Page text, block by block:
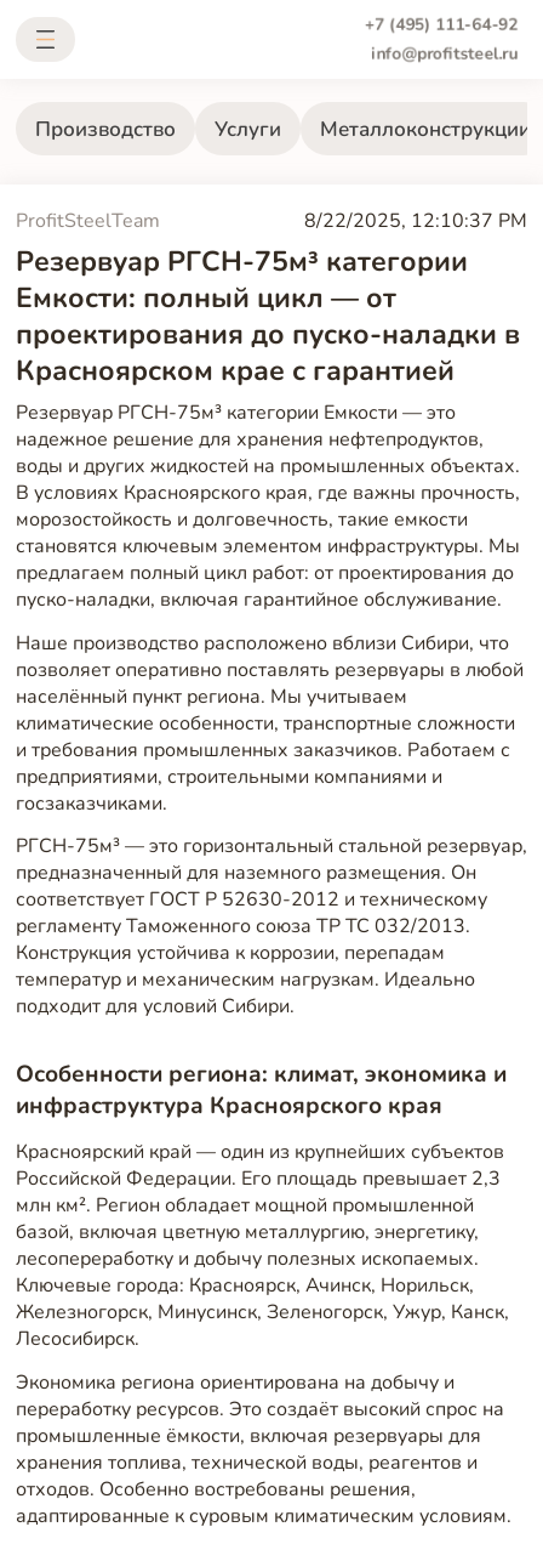
+7 (495) 111-64-92
info@profitsteel.ru
Производство Услуги Металлоконструкции
ProfitSteelTeam 8/22/2025, 12:10:37 PM
Резервуар РГСН-75м³ категории
Емкости: полный цикл — от
проектирования до пуско-наладки в
Красноярском крае с гарантией
Резервуар РГСН-75м³ категории Емкости — это
надежное решение для хранения нефтепродуктов,
воды и других жидкостей на промышленных объектах.
В условиях Красноярского края, где важны прочность,
морозостойкость и долговечность, такие емкости
становятся ключевым элементом инфраструктуры. Мы
предлагаем полный цикл работ: от проектирования до
пуско-наладки, включая гарантийное обслуживание.
Наше производство расположено вблизи Сибири, что
позволяет оперативно поставлять резервуары в любой
населённый пункт региона. Мы учитываем
климатические особенности, транспортные сложности
и требования промышленных заказчиков. Работаем с
предприятиями, строительными компаниями и
госзаказчиками.
РГСН-75м³ — это горизонтальный стальной резервуар,
предназначенный для наземного размещения. Он
соответствует ГОСТ Р 52630-2012 и техническому
регламенту Таможенного союза ТР ТС 032/2013.
Конструкция устойчива к коррозии, перепадам
температур и механическим нагрузкам. Идеально
подходит для условий Сибири.
Особенности региона: климат, экономика и
инфраструктура Красноярского края
Красноярский край — один из крупнейших субъектов
Российской Федерации. Его площадь превышает 2,3
млн км². Регион обладает мощной промышленной
базой, включая цветную металлургию, энергетику,
лесопереработку и добычу полезных ископаемых.
Ключевые города: Красноярск, Ачинск, Норильск,
Железногорск, Минусинск, Зеленогорск, Ужур, Канск,
Лесосибирск.
Экономика региона ориентирована на добычу и
переработку ресурсов. Это создаёт высокий спрос на
промышленные ёмкости, включая резервуары для
хранения топлива, технической воды, реагентов и
отходов. Особенно востребованы решения,
адаптированные к суровым климатическим условиям.